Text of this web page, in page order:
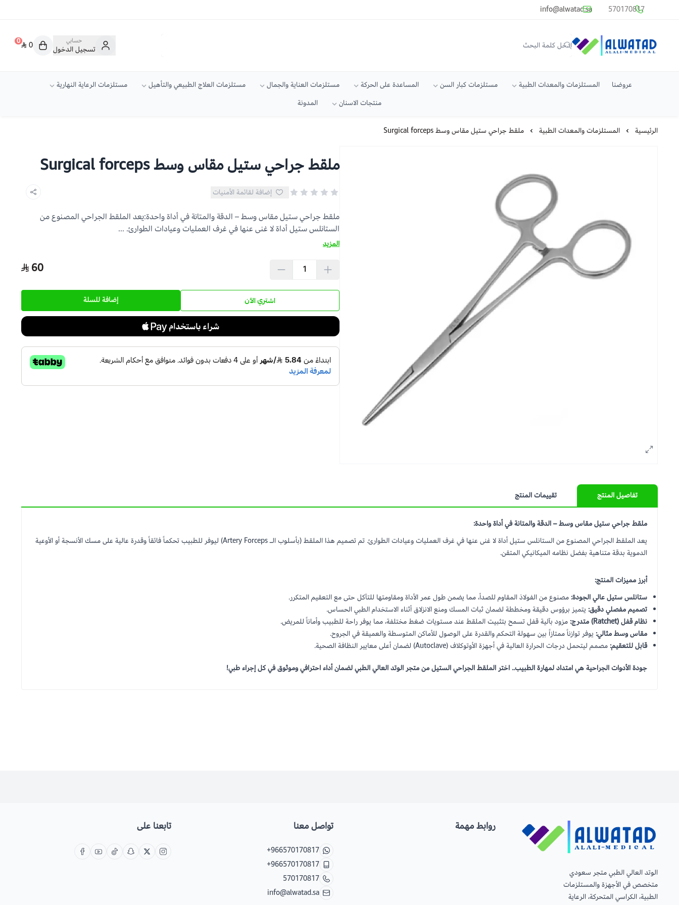
common.titles.skip_to_main_content
570170817
info@alwatad.sa
متجر الوتد العالي الطبي
حسابي
تسجيل الدخول
0 0
عروضنا المستلزمات والمعدات الطبية مستلزمات كبار السن المساعدة على الحركة مستلزمات العناية والجمال مستلزمات العلاج الطبيعي والتأهيل
مستلزمات الرعاية النهارية
منتجات الاسنان
المدونة
الرئيسية المستلزمات والمعدات الطبية ملقط جراحي ستيل مقاس وسط Surgical forceps
ملقط جراحي ستيل مقاس وسط Surgical forceps
إضافة لقائمة الأمنيات
ملقط جراحي ستيل مقاس وسط – الدقة والمتانة في أداة واحدة:يعد الملقط الجراحي المصنوع من
الستانلس ستيل أداة لا غنى عنها في غرف العمليات وعيادات الطوارئ. ...
المزيد
60
إضافة للسلة اشتري الآن
تفاصيل المنتج تقييمات المنتج
ملقط جراحي ستيل مقاس وسط – الدقة والمتانة في أداة واحدة:
يعد الملقط الجراحي المصنوع من الستانلس ستيل أداة لا غنى عنها في غرف العمليات وعيادات الطوارئ. تم تصميم هذا الملقط (بأسلوب الـ Artery Forceps) ليوفر للطبيب تحكماً فائقاً وقدرة عالية على مسك الأنسجة أو الأوعية
الدموية بدقة متناهية بفضل نظامه الميكانيكي المتقن.
أبرز مميزات المنتج:
ستانلس ستيل عالي الجودة:مصنوع من الفولاذ المقاوم للصدأ، مما يضمن طول عمر الأداة ومقاومتها للتآكل حتى مع التعقيم المتكرر.
تصميم مفصلي دقيق: يتميز برؤوس دقيقة ومخططة لضمان ثبات المسك ومنع الانزلاق أثناء الاستخدام الطبي الحساس.
نظام قفل (Ratchet) متدرج:
مزود بآلية قفل تسمح بتثبيت الملقط عند مستويات ضغط مختلفة، مما يوفر راحة للطبيب وأماناً للمريض.
مقاس وسط مثالي: يوفر توازناً ممتازاً بين سهولة التحكم والقدرة على الوصول للأماكن المتوسطة والعميقة في الجروح.
قابل للتعقيم:مصمم ليتحمل درجات الحرارة العالية في أجهزة الأوتوكلاف (Autoclave) لضمان أعلى معايير النظافة الصحية.
جودة الأدوات الجراحية هي امتداد لمهارة الطبيب.. اختر الملقط الجراحي الستيل من متجر الوتد العالي الطبي لضمان أداء احترافي وموثوق في كل إجراء طبي!
الوتد العالي الطبي متجر سعودي
متخصص في الأجهزة والمستلزمات
الطبية، الكراسي المتحركة، الرعاية
روابط مهمة تواصل معنا
+966570170817
+966570170817
570170817
info@alwatad.sa
تابعنا على